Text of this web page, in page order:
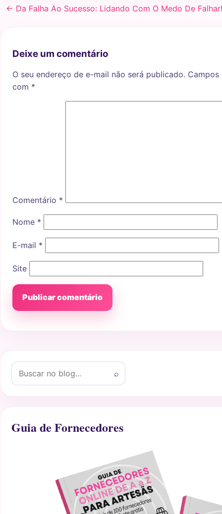
← Da Falha Ao Sucesso: Lidando Com O Medo De Falhar!
Deixe um comentário
O seu endereço de e-mail não será publicado.
com *
Comentário *
Nome *
E-mail *
Site
Buscar por:
⌕
Guia de Fornecedores